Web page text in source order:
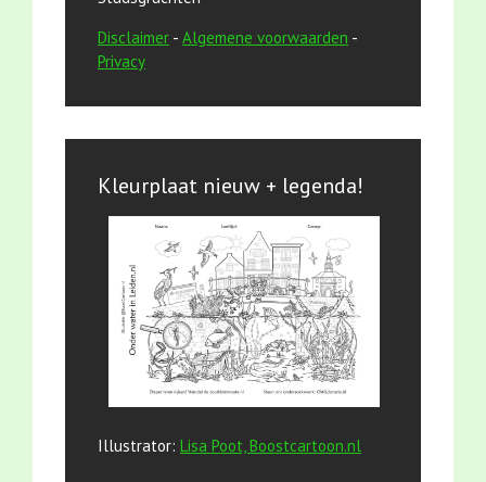
Disclaimer - Algemene voorwaarden -
Privacy
Kleurplaat nieuw + legenda!
Illustrator: Lisa Poot, Boostcartoon.nl